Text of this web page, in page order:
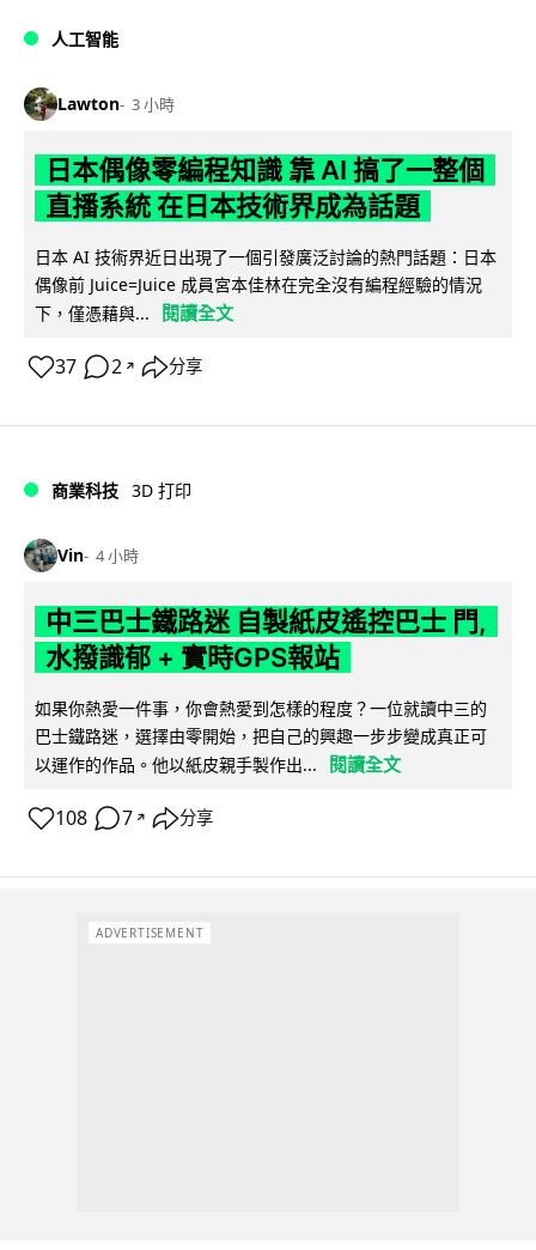
人工智能
Lawton 3 小時
日本偶像零編程知識 靠 AI 搞了一整個
直播系統 在日本技術界成為話題
日本 AI 技術界近日出現了一個引發廣泛討論的熱門話題：日本
偶像前 Juice=Juice 成員宮本佳林在完全沒有編程經驗的情況
下，僅憑藉與...
閱讀全文
37 2 ↗ 分享
商業科技 3D 打印
Vin 4 小時
中三巴士鐵路迷 自製紙皮遙控巴士 門,
水撥識郁 + 實時GPS報站
如果你熱愛一件事，你會熱愛到怎樣的程度？一位就讀中三的
巴士鐵路迷，選擇由零開始，把自己的興趣一步步變成真正可
以運作的作品。他以紙皮親手製作出...
閱讀全文
108 7 ↗ 分享
ADVERTISEMENT